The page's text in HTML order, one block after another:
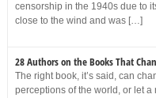
censorship in the 1940s due to
close to the wind and was […]
28 Authors on the Books That
The right book, it’s said, can
perceptions of the world, or let